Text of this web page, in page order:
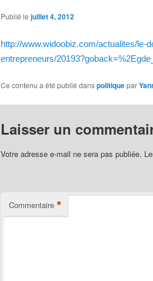
Publié le juillet 4, 2012
http://www.widoobiz.com/actualites/le-
entrepreneurs/
Ce contenu a été publié danspolitiquepar
Laisser un
Votre adresse e-mail ne sera pas publiée.
Commentaire *